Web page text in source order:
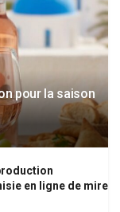
pour la saison
en ligne de mire